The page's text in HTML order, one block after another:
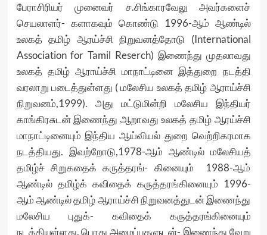
பேராசிரியர் முனைவர் ச.சிங்காரவேலு அவர்களைச்
செயலாளர்- களாகவும் கொண்டு 1996-ஆம் ஆண்டில்
உலகத் தமிழ் ஆரய்ச்சி நிறுவனத்தோடு (International
Association for Tamil Reserch) இணைந்து முதலாவது
உலகத் தமிழ் ஆராய்ச்சி மாநாட்டினை இத்துறை நடத்தி
வரலாறு படைத்துள்ளது ( மலேசிய உலகத் தமிழ் ஆராய்ச்சி
நிறுவனம்,1999). அது மட்டுமின்றி மலேசிய இந்தியர்
காங்கிரசுடன் இணைந்து ஆறாவது உலகத் தமிழ் ஆரய்ச்சி
மாநாட்டினையும் இந்திய ஆய்வியல் துறை வெற்றிகரமாக
நடத்தியது. இவற்றோடு,1978-ஆம் ஆண்டில் மலேசியத்
தமிழ்ச் சிறுகதைக் கருத்தரங்- கினையும் 1988-ஆம்
ஆண்டில் தமிழ்க் கவிதைக் கருத்தரங்கினையும் 1996-
ஆம் ஆண்டில் தமிழ் ஆராய்ச்சி நிறுவனத்துடன் இணைந்து
மலேசிய புதுக்- கவிதைக் கருத்தரங்கினையும்
நடத்தியுள்ளது. பொது அமைப்புகளுடன்- இணைந்து வேறு